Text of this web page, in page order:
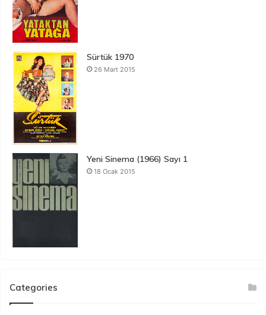
Sürtük 1970
26 Mart 2015
Yeni Sinema (1966) Sayı 1
18 Ocak 2015
Categories